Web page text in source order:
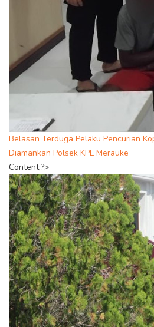
Belasan Terduga Pelaku Pencurian
Diamankan Polsek KPL Merauke
Content;?>